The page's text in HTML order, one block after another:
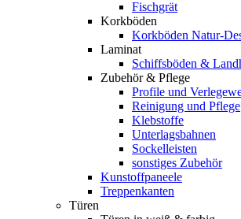
Fischgrät
Korkböden
Korkböden Natur-
Laminat
Schiffsböden &
Zubehör & Pflege
Profile und
Reinigung und Pflege
Klebstoffe
Unterlagsbahnen
Sockelleisten
sonstiges Zubehör
Kunstoffpaneele
Treppenkanten
Türen